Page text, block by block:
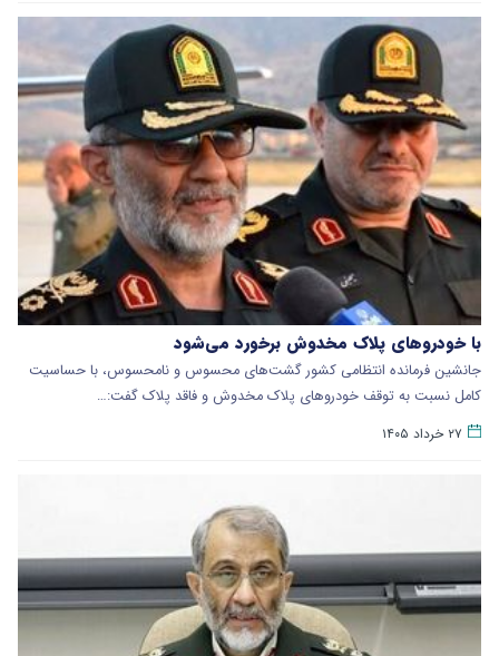
با خودروهای پلاک مخدوش برخورد می‌شود
جانشین فرمانده انتظامی کشور گشت‌های محسوس و نامحسوس، با حساسیت
کامل نسبت به توقف خودروهای پلاک مخدوش و فاقد پلاک گفت:…
۲۷ خرداد ۱۴۰۵